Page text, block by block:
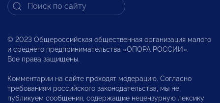
© 2023 Общероссийская общественная организация малого
и среднего предпринимательства «ОПОРА РОССИИ».
Все права защищены.
Комментарии на сайте проходят модерацию. Согласно
требованиям российского законодательства, мы не
публикуем сообщения, содержащие нецензурную лексику